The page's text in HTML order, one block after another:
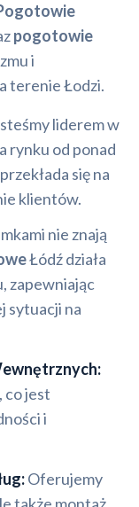
pogotowie
i
terenie Łodzi.
liderem w
rynku od ponad
się na
klientów.
nie znają
Łódź działa
zapewniając
sytuacji na
co jest
i
Oferujemy